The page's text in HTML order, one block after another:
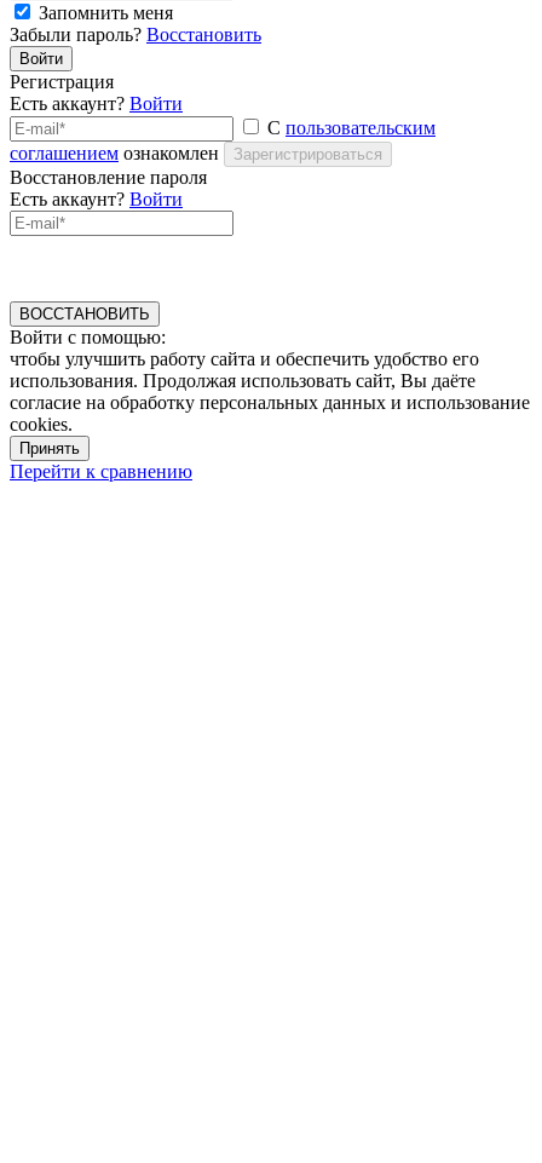
Запомнить меня
Забыли пароль? Восстановить
Войти
Регистрация
Есть аккаунт? Войти
С пользовательским
соглашением ознакомлен Зарегистрироваться
Восстановление пароля
Есть аккаунт? Войти
ВОССТАНОВИТЬ
Войти с помощью:
чтобы улучшить работу сайта и обеспечить удобство его
использования. Продолжая использовать сайт, Вы даёте
согласие на обработку персональных данных и использование
cookies.
Принять
Перейти к сравнению